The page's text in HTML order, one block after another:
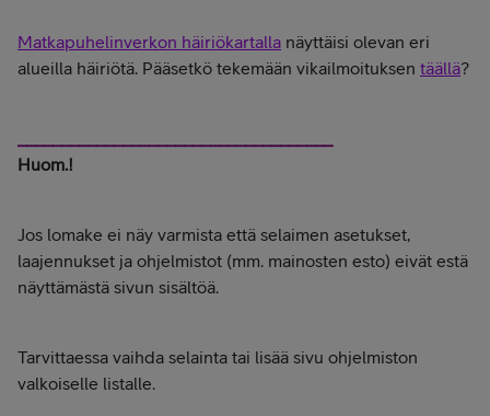
Matkapuhelinverkon häiriökartalla näyttäisi olevan eri
alueilla häiriötä. Pääsetkö tekemään vikailmoituksen täällä?
Huom.!
Jos lomake ei näy varmista että selaimen asetukset,
laajennukset ja ohjelmistot (mm. mainosten esto) eivät estä
näyttämästä sivun sisältöä.
Tarvittaessa vaihda selainta tai lisää sivu ohjelmiston
valkoiselle listalle.